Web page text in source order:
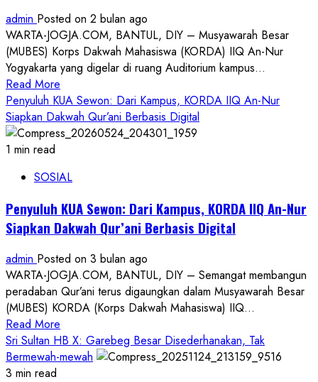
dari
Thailand,
Yogyakarta
Jadi
Saksi
Perdamaian
Menuju
Borobudur
admin Posted on 2 bulan ago
WARTA-JOGJA.COM, BANTUL, DIY – Musyawarah Besar
(MUBES) Korps Dakwah Mahasiswa (KORDA) IIQ An-Nur
Yogyakarta yang digelar di ruang Auditorium kampus...
Read More
more
about
Dari
IIQ
Nur,
Lahir
Baru
untuk
Dakwah
Peradaban
Qur’ani
Penyuluh KUA Sewon: Dari Kampus, KORDA IIQ An-Nur
Siapkan Dakwah Qur’ani Berbasis Digital
1 min read
SOSIAL
Penyuluh KUA Sewon: Dari Kampus, KORDA IIQ An-Nur
Siapkan Dakwah Qur’ani Berbasis Digital
admin Posted on 3 bulan ago
WARTA-JOGJA.COM, BANTUL, DIY – Semangat membangun
peradaban Qur’ani terus digaungkan dalam Musyawarah Besar
(MUBES) KORDA (Korps Dakwah Mahasiswa) IIQ...
Read More
more
about
Sri Sultan HB X: Garebeg Besar Disederhanakan, Tak
Bermewah-mewah
3 min read